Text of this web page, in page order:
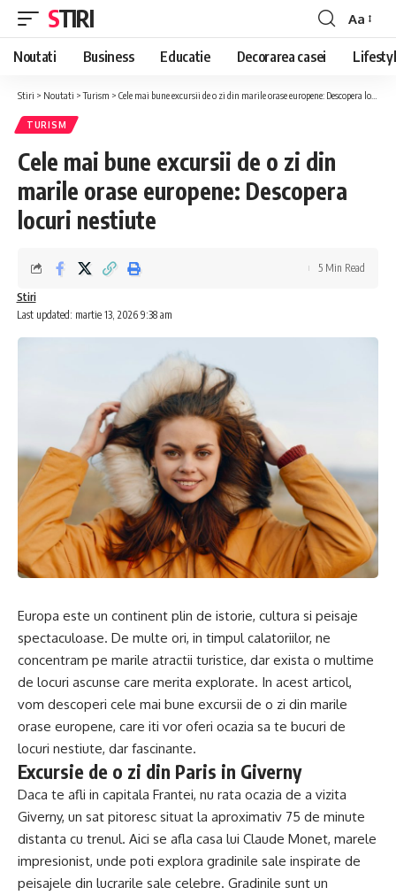
STIRI
Font
Resizer
Aa
Noutati Business Educatie Decorarea casei
Stiri > Noutati >Turism > Cele mai bune excursii de o zi din marile orase europene: Descopera locuri nestiute
TURISM
Cele mai bune excursii de o zi din
marile orase europene: Descopera
locuri nestiute
Last updated: martie 13, 2026 9:38 am
Stiri
5 Min Read
Europa este un continent plin de istorie, cultura si peisaje
spectaculoase. De multe ori, in timpul calatoriilor, ne
concentram pe marile atractii turistice, dar exista o multime
de locuri ascunse care merita explorate. In acest articol,
vom descoperi cele mai bune excursii de o zi din marile
orase europene, care iti vor oferi ocazia sa te bucuri de
locuri nestiute, dar fascinante.
Excursie de o zi din Paris in Giverny
Daca te afli in capitala Frantei, nu rata ocazia de a vizita
Giverny, un sat pitoresc situat la aproximativ 75 de minute
distanta cu trenul. Aici se afla casa lui Claude Monet, marele
impresionist, unde poti explora gradinile sale inspirate de
peisajele din lucrarile sale celebre. Gradinile sunt un